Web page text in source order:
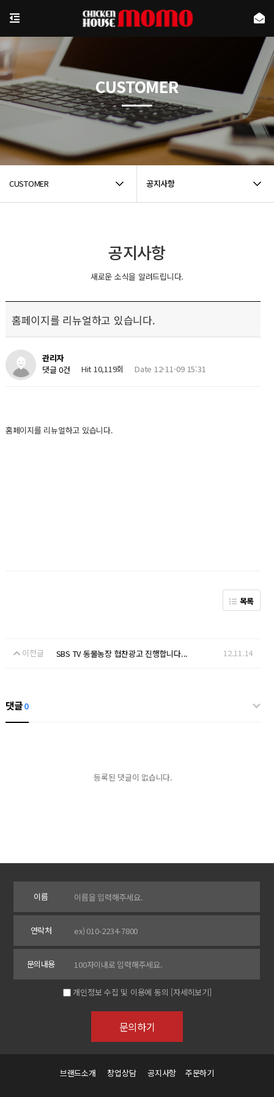
CUSTOMER 공지사항
CUSTOMER
공지사항
새로운 소식을 알려드립니다.
홈페이지를 리뉴얼하고 있습니다.
관리자
댓글 0건
Hit 10,119회 Date 12-11-09 15:31
홈페이지를 리뉴얼하고 있습니다.
목록
이전글 SBS TV 동물농장 협찬광고 진행합니다... 12.11.14
댓글0
등록된 댓글이 없습니다.
이름
연락처
문의내용
개인정보 수집 및 이용에 동의 [자세히보기]
브랜드소개 창업상담 공지사항 주문하기